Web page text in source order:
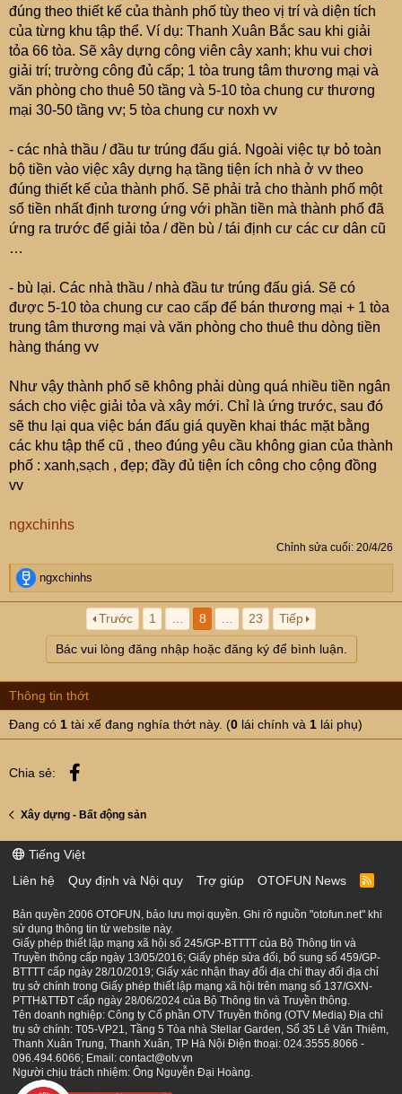
đúng theo thiết kế của thành phố tùy theo vị trí và diện tích
của từng khu tập thể. Ví dụ: Thanh Xuân Bắc sau khi giải
tỏa 66 tòa. Sẽ xây dựng công viên cây xanh; khu vui chơi
giải trí; trường công đủ cấp; 1 tòa trung tâm thương mại và
văn phòng cho thuê 50 tầng và 5-10 tòa chung cư thương
mại 30-50 tầng vv; 5 tòa chung cư noxh vv
- các nhà thầu / đầu tư trúng đấu giá. Ngoài việc tự bỏ toàn
bộ tiền vào việc xây dựng hạ tầng tiện ích nhà ở vv theo
đúng thiết kế của thành phố. Sẽ phải trả cho thành phố một
số tiền nhất định tương ứng với phần tiền mà thành phố đã
ứng ra trước để giải tỏa / đền bù / tái định cư các cư dân cũ
…
- bù lại. Các nhà thầu / nhà đầu tư trúng đấu giá. Sẽ có
được 5-10 tòa chung cư cao cấp để bán thương mại + 1 tòa
trung tâm thương mại và văn phòng cho thuê thu dòng tiền
hàng tháng vv
Như vậy thành phố sẽ không phải dùng quá nhiều tiền ngân
sách cho việc giải tỏa và xây mới. Chỉ là ứng trước, sau đó
sẽ thu lại qua việc bán đấu giá quyền khai thác mặt bằng
các khu tập thể cũ , theo đúng yêu cầu không gian của thành
phố : xanh,sạch , đẹp; đầy đủ tiện ích công cho cộng đồng
vv
ngxchinhs
Chỉnh sửa cuối: 20/4/26
R
e
s
ngxchinhs
Trước 1 8 23 Tiếp
Bác vui lòng đăng nhập hoặc đăng ký để bình luận.
Thông tin thớt
Đang có 1 tài xế đang nghía thớt này. (0 lái chính và 1 lái phụ)
Chia sẻ:
Xây dựng - Bất động sản
Tiếng Việt
Liên hệ
Quy định và Nội quy Trợ giúp OTOFUN News
R
S
Bản quyền 2006 OTOFUN, bảo lưu mọi quyền. Ghi rõ nguồn "otofun.net" khi
sử dụng thông tin từ website này.
Giấy phép thiết lập mạng xã hội số 245/GP-BTTTT của Bộ Thông tin và
Truyền thông cấp ngày 13/05/2016; Giấy phép sửa đổi, bổ sung số 459/GP-
BTTTT cấp ngày 28/10/2019; Giấy xác nhận thay đổi địa chỉ thay đổi địa chỉ
trụ sở chính trong Giấy phép thiết lập mạng xã hội trên mạng số 137/GXN-
PTTH&TTĐT cấp ngày 28/06/2024 của Bộ Thông tin và Truyền thông.
Tên doanh nghiệp: Công ty Cổ phần OTV Truyền thông (OTV Media) Địa chỉ
trụ sở chính: T05-VP21, Tầng 5 Tòa nhà Stellar Garden, Số 35 Lê Văn Thiêm,
Thanh Xuân Trung, Thanh Xuân, TP Hà Nội Điện thoại: 024.3555.8066 -
096.494.6066; Email: contact@otv.vn
Người chịu trách nhiệm: Ông Nguyễn Đại Hoàng.